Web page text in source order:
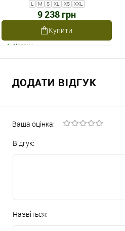
L M S XL XS XXL
9 238 грн
Купити
Наявне
ДОДАТИ ВІДГУК
Ваша оцінка:
Відгук:
Назвіться: